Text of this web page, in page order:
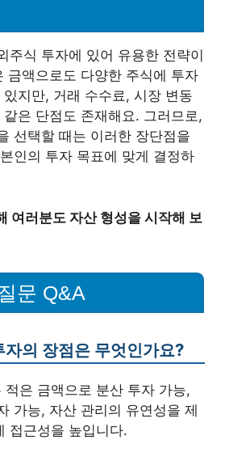
주식 투자에 있어 유용한 전략이
금액으로도 다양한 주식에 투자
지만, 거래 수수료, 시장 변동
은 단점도 존재해요. 그러므로,
선택할 때는 이러한 장단점을
인의 투자 목표에 맞게 결정하
여러분도 자산 형성을 시작해 보
문 Q&A
자의 장점은 무엇인가요?
적은 금액으로 분산 투자 가능,
가능, 자산 관리의 유연성을 제
접근성을 높입니다.